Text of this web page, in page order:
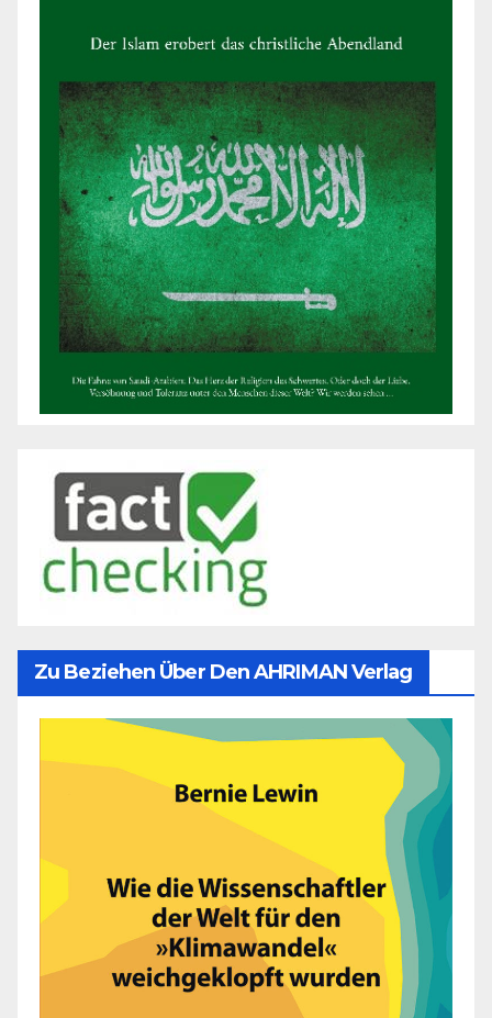
Zu Beziehen Über Den AHRIMAN Verlag